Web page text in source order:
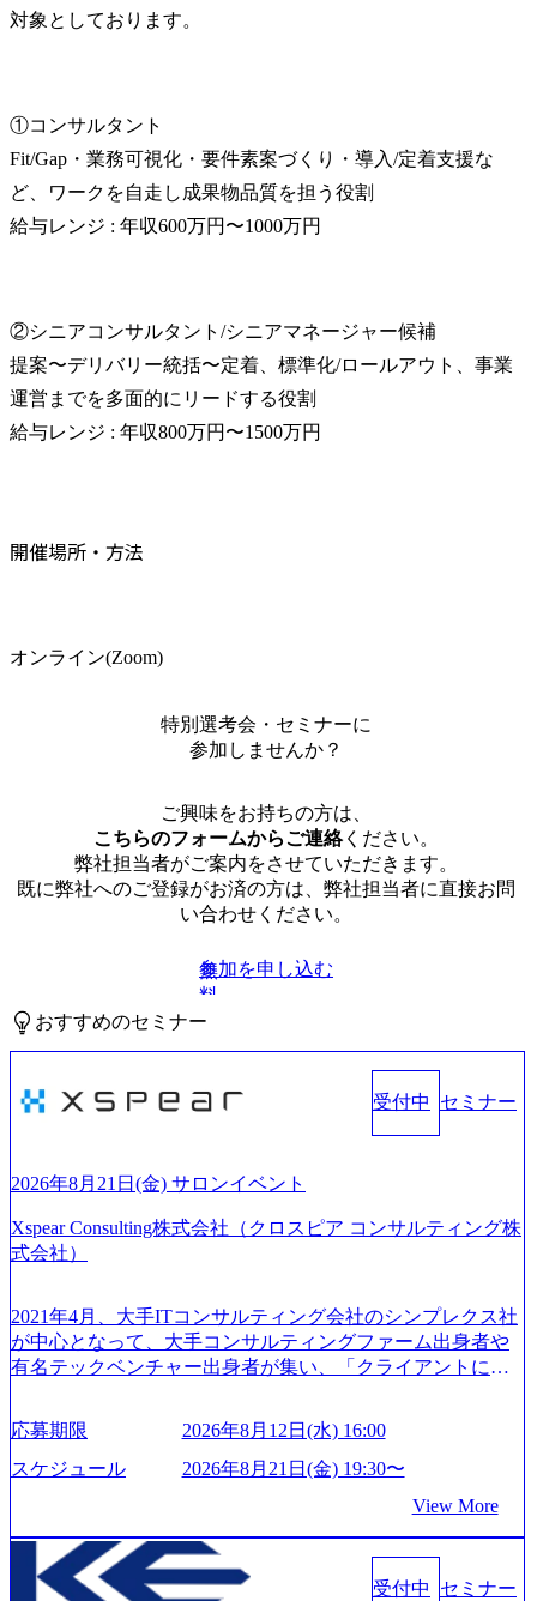
対象としております。
①コンサルタント
Fit/Gap・業務可視化・要件素案づくり・導入/定着支援な
ど、ワークを自走し成果物品質を担う役割
給与レンジ : 年収600万円〜1000万円
②シニアコンサルタント/シニアマネージャー候補
提案〜デリバリー統括〜定着、標準化/ロールアウト、事業
運営までを多面的にリードする役割
給与レンジ : 年収800万円〜1500万円
開催場所・方法
オンライン(Zoom)
特別選考会・セミナーに
参加しませんか？
ご興味をお持ちの方は、
こちらのフォームからご連絡ください。
弊社担当者がご案内をさせていただきます。
既に弊社へのご登録がお済の方は、弊社担当者に直接お問
い合わせください。
無
料
参加を申し込む
おすすめのセミナー
受付中 セミナー
2026年8月21日(金) サロンイベント
Xspear Consulting株式会社（クロスピア コンサルティング株
式会社）
2021年4月、大手ITコンサルティング会社のシンプレクス社
が中心となって、大手コンサルティングファーム出身者や
有名テックベンチャー出身者が集い、「クライアントにと
い」という想いの下で立ち上げた新鋭ファーム テクノロジ
ーがビジネスの成功に大きな影響力を持つDX時代におい
て、20年以上にわたってFintech業界を中心に最先端テクノ
つ、あらゆる業種・業界のクライアントの企業価値の最大
化を支援するために、戦略策定、組織改革、人材育成、業
務改善、実行支援などのコンサルティングサービスを一気
通貫で提供するのが特徴（いわゆる総合コンサルティング
応募期限
2026年8月12日(水) 16:00
スケジュール
2026年8月21日(金) 19:30〜
View More
受付中 セミナー